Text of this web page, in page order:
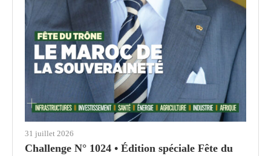
31 juillet 2026
Challenge N° 1024 • Édition spéciale Fête du